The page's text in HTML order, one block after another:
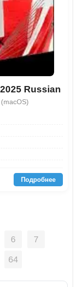
Russian
(macOS)
Подробнее
6 7
64